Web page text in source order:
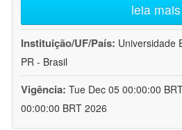
leia mais
Instituição/UF/País: Universidade
PR - Brasil
Vigência: Tue Dec 05 00:00:00
00:00:00 BRT 2026